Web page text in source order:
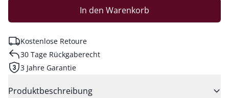
In den Warenkorb
Kostenlose Retoure
30 Tage Rückgaberecht
3 Jahre Garantie
Produktbeschreibung